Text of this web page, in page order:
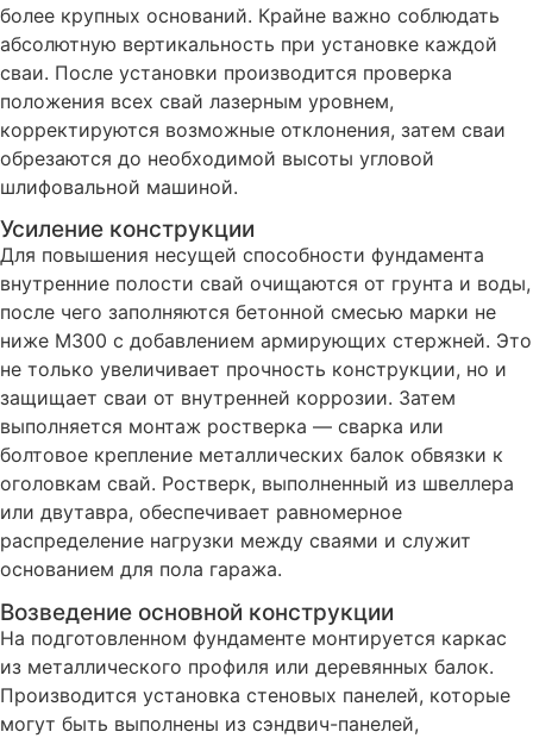
более крупных оснований. Крайне важно соблюдать
абсолютную вертикальность при установке каждой
сваи. После установки производится проверка
положения всех свай лазерным уровнем,
корректируются возможные отклонения, затем сваи
обрезаются до необходимой высоты угловой
шлифовальной машиной.
Усиление конструкции
Для повышения несущей способности фундамента
внутренние полости свай очищаются от грунта и воды,
после чего заполняются бетонной смесью марки не
ниже М300 с добавлением армирующих стержней. Это
не только увеличивает прочность конструкции, но и
защищает сваи от внутренней коррозии. Затем
выполняется монтаж ростверка — сварка или
болтовое крепление металлических балок обвязки к
оголовкам свай. Ростверк, выполненный из швеллера
или двутавра, обеспечивает равномерное
распределение нагрузки между сваями и служит
основанием для пола гаража.
Возведение основной конструкции
На подготовленном фундаменте монтируется каркас
из металлического профиля или деревянных балок.
Производится установка стеновых панелей, которые
могут быть выполнены из сэндвич-панелей,